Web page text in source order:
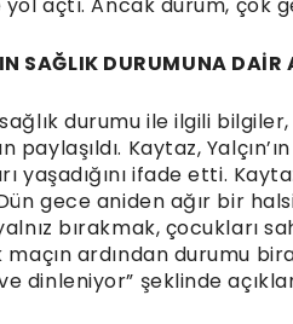
yol açtı. Ancak durum, çok
SAĞLIK DURUMUNA
sağlık durumu ile ilgili
paylaşıldı. Kaytaz,
yaşadığını ifade etti.
gece aniden ağır bir
bırakmak, çocukları
maçın ardından durumu
dinleniyor” şeklinde